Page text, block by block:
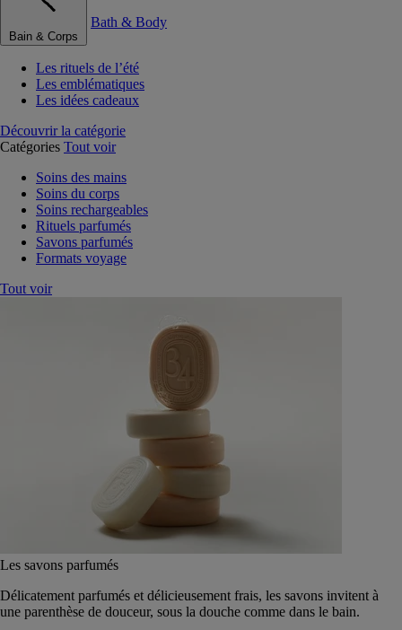
Bain & Corps
Bath & Body
Les rituels de l’été
Les emblématiques
Les idées cadeaux
Découvrir la catégorie
Catégories Tout voir
Soins des mains
Soins du corps
Soins rechargeables
Rituels parfumés
Savons parfumés
Formats voyage
Tout voir
Les savons parfumés
Délicatement parfumés et délicieusement frais, les savons invitent à
une parenthèse de douceur, sous la douche comme dans le bain.